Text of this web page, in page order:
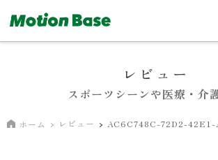
レビュー
スポーツシーンや医療・介
ホーム レビュー